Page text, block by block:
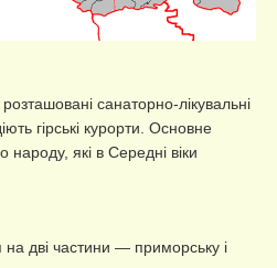
санаторно-лікувальні
гірські курорти. Основне
народу, які в Середні віки
на дві частини — приморську і